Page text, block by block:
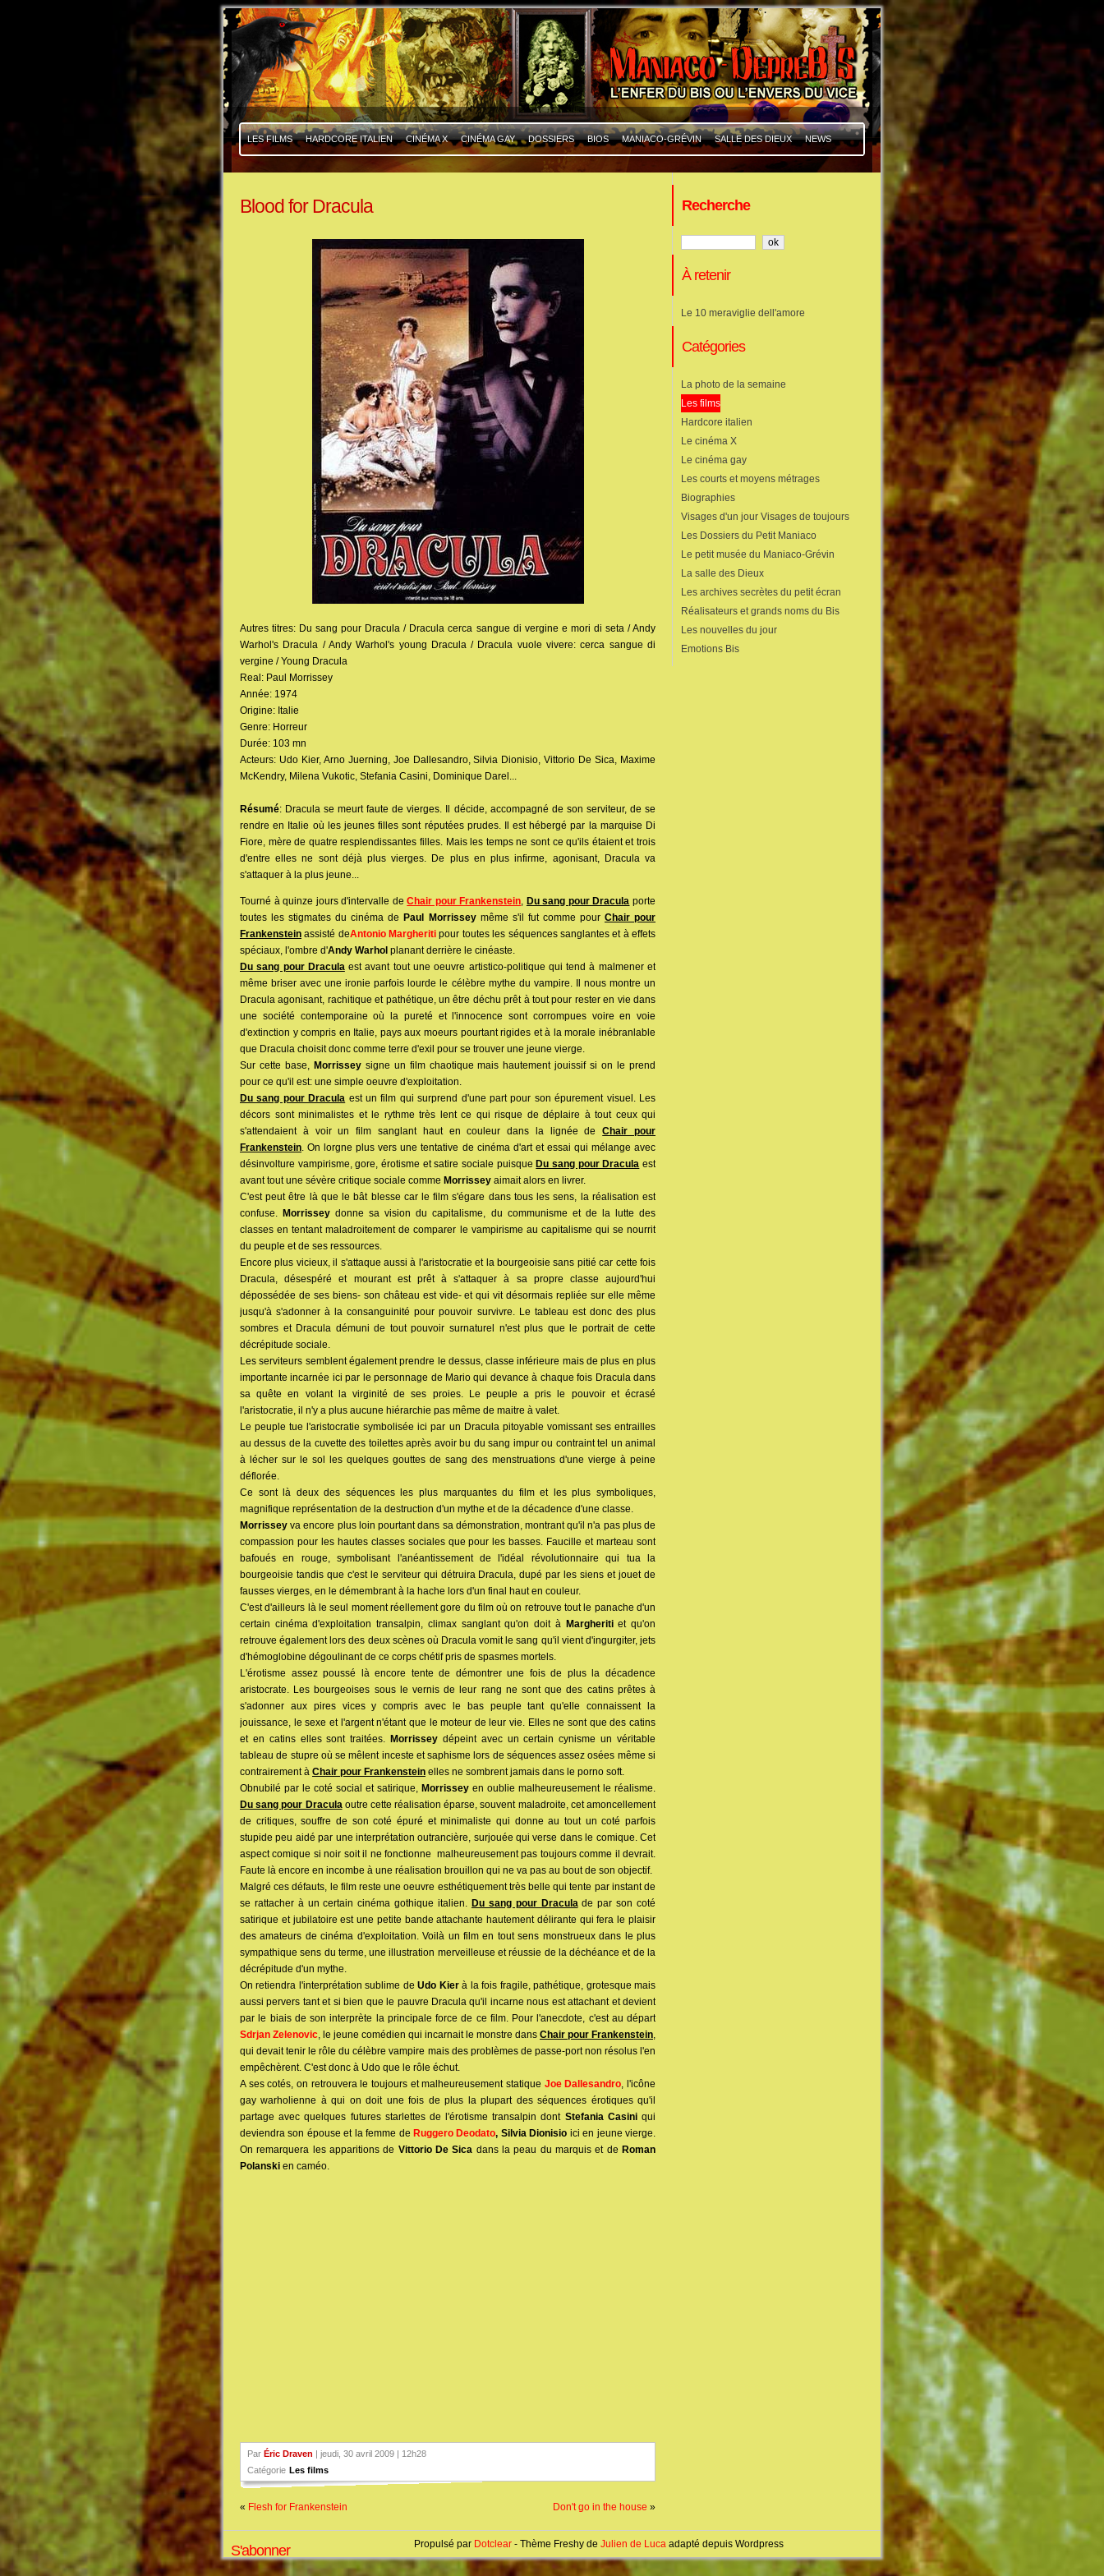
LES FILMS HARDCORE ITALIEN CINÉMA X CINÉMA GAY DOSSIERS BIOS MANIACO-GRÉVIN SALLE DES DIEUX NEWS
Blood for Dracula
Autres titres: Du sang pour Dracula / Dracula cerca sangue di vergine e mori di seta / Andy
Warhol's Dracula / Andy Warhol's young Dracula / Dracula vuole vivere: cerca sangue di
vergine / Young Dracula
Real: Paul Morrissey
Année: 1974
Origine: Italie
Genre: Horreur
Durée: 103 mn
Acteurs: Udo Kier, Arno Juerning, Joe Dallesandro, Silvia Dionisio, Vittorio De Sica, Maxime
McKendry, Milena Vukotic, Stefania Casini, Dominique Darel...
Résumé: Dracula se meurt faute de vierges. Il décide, accompagné de son serviteur, de se
rendre en Italie où les jeunes filles sont réputées prudes. Il est hébergé par la marquise Di
Fiore, mère de quatre resplendissantes filles. Mais les temps ne sont ce qu'ils étaient et trois
d'entre elles ne sont déjà plus vierges. De plus en plus infirme, agonisant, Dracula va
s'attaquer à la plus jeune...
Tourné à quinze jours d'intervalle deChair pour Frankenstein, Du sang pour Dracula porte
toutes les stigmates du cinéma de Paul Morrisseymême s'il fut comme pour Chair pour
Frankenstein assisté deAntonio Margheriti pour toutes les séquences sanglantes et à effets
spéciaux, l'ombre d'Andy Warhol planant derrière le cinéaste.
Du sang pour Draculaest avant tout une oeuvre artistico-politique qui tend à malmener et
même briser avec une ironie parfois lourde le célèbre mythe du vampire. Il nous montre un
Dracula agonisant, rachitique et pathétique, un être déchu prêt à tout pour rester en vie dans
une société contemporaine où la pureté et l'innocence sont corrompues voire en voie
d'extinction y compris en Italie, pays aux moeurs pourtant rigides et à la morale inébranlable
que Dracula choisit donc comme terre d'exil pour se trouver une jeune vierge.
Sur cette base, Morrisseysigne un film chaotique mais hautement jouissif si on le prend
pour ce qu'il est: une simple oeuvre d'exploitation.
Du sang pour Dracula est un film qui surprend d'une part pour son épurement visuel. Les
décors sont minimalistes et le rythme très lent ce qui risque de déplaire à tout ceux qui
s'attendaient à voir un film sanglant haut en couleur dans la lignée deChair pour
Frankenstein. On lorgne plus vers une tentative de cinéma d'art et essai qui mélange avec
désinvolture vampirisme, gore, érotisme et satire sociale puisque Du sang pour Dracula est
avant tout une sévère critique sociale comme Morrissey aimait alors en livrer.
C'est peut être là que le bât blesse car le film s'égare dans tous les sens, la réalisation est
confuse. Morrissey donne sa vision du capitalisme, du communisme et de la lutte des
classes en tentant maladroitement de comparer le vampirisme au capitalisme qui se nourrit
du peuple et de ses ressources.
Encore plus vicieux, il s'attaque aussi à l'aristocratie et la bourgeoisie sans pitié car cette fois
Dracula, désespéré et mourant est prêt à s'attaquer à sa propre classe aujourd'hui
dépossédée de ses biens- son château est vide- et qui vit désormais repliée sur elle même
jusqu'à s'adonner à la consanguinité pour pouvoir survivre. Le tableau est donc des plus
sombres et Dracula démuni de tout pouvoir surnaturel n'est plus que le portrait de cette
décrépitude sociale.
Les serviteurs semblent également prendre le dessus, classe inférieure mais de plus en plus
importante incarnée ici par le personnage de Mario qui devance à chaque fois Dracula dans
sa quête en volant la virginité de ses proies. Le peuple a pris le pouvoir et écrasé
l'aristocratie, il n'y a plus aucune hiérarchie pas même de maitre à valet.
Le peuple tue l'aristocratie symbolisée ici par un Dracula pitoyable vomissant ses entrailles
au dessus de la cuvette des toilettes après avoir bu du sang impur ou contraint tel un animal
à lécher sur le sol les quelques gouttes de sang des menstruations d'une vierge à peine
déflorée.
Ce sont là deux des séquences les plus marquantes du film et les plus symboliques,
magnifique représentation de la destruction d'un mythe et de la décadence d'une classe.
Morrissey va encore plus loin pourtant dans sa démonstration, montrant qu'il n'a pas plus de
compassion pour les hautes classes sociales que pour les basses. Faucille et marteau sont
bafoués en rouge, symbolisant l'anéantissement de l'idéal révolutionnaire qui tua la
bourgeoisie tandis que c'est le serviteur qui détruira Dracula, dupé par les siens et jouet de
fausses vierges, en le démembrant à la hache lors d'un final haut en couleur.
C'est d'ailleurs là le seul moment réellement gore du film où on retrouve tout le panache d'un
certain cinéma d'exploitation transalpin, climax sanglant qu'on doit à Margheritiet qu'on
retrouve également lors des deux scènes où Dracula vomit le sang qu'il vient d'ingurgiter, jets
d'hémoglobine dégoulinant de ce corps chétif pris de spasmes mortels.
L'érotisme assez poussé là encore tente de démontrer une fois de plus la décadence
aristocrate. Les bourgeoises sous le vernis de leur rang ne sont que des catins prêtes à
s'adonner aux pires vices y compris avec le bas peuple tant qu'elle connaissent la
jouissance, le sexe et l'argent n'étant que le moteur de leur vie. Elles ne sont que des catins
et en catins elles sont traitées. Morrissey dépeint avec un certain cynisme un véritable
tableau de stupre où se mêlent inceste et saphisme lors de séquences assez osées même si
contrairement à Chair pour Frankenstein elles ne sombrent jamais dans le porno soft.
Obnubilé par le coté social et satirique, Morrissey en oublie malheureusement le réalisme.
Du sang pour Draculaoutre cette réalisation éparse, souvent maladroite, cet amoncellement
de critiques, souffre de son coté épuré et minimaliste qui donne au tout un coté parfois
stupide peu aidé par une interprétation outrancière, surjouée qui verse dans le comique. Cet
aspect comique si noir soit il ne fonctionne malheureusement pas toujours comme il devrait.
Faute là encore en incombe à une réalisation brouillon qui ne va pas au bout de son objectif.
Malgré ces défauts, le film reste une oeuvre esthétiquement très belle qui tente par instant de
se rattacher à un certain cinéma gothique italien. Du sang pour Draculade par son coté
satirique et jubilatoire est une petite bande attachante hautement délirante qui fera le plaisir
des amateurs de cinéma d'exploitation. Voilà un film en tout sens monstrueux dans le plus
sympathique sens du terme, une illustration merveilleuse et réussie de la déchéance et de la
décrépitude d'un mythe.
On retiendra l'interprétation sublime deUdo Kierà la fois fragile, pathétique, grotesque mais
aussi pervers tant et si bien que le pauvre Dracula qu'il incarne nous est attachant et devient
par le biais de son interprète la principale force de ce film. Pour l'anecdote, c'est au départ
Sdrjan Zelenovic, le jeune comédien qui incarnait le monstre dans Chair pour Frankenstein,
qui devait tenir le rôle du célèbre vampire mais des problèmes de passe-port non résolus l'en
empêchèrent. C'est donc à Udo que le rôle échut.
A ses cotés, on retrouvera le toujours et malheureusement statique Joe Dallesandro, l'icône
gay warholienne à qui on doit une fois de plus la plupart des séquences érotiques qu'il
partage avec quelques futures starlettes de l'érotisme transalpin dont Stefania Casiniqui
deviendra son épouse et la femme de Ruggero Deodato, Silvia Dionisio ici en jeune vierge.
On remarquera les apparitions de Vittorio De Sica dans la peau du marquis et de Roman
Polanski en caméo.
Par Éric Draven | jeudi, 30 avril 2009 | 12h28
Catégorie Les films
« Flesh for Frankenstein Don't go in the house »
Recherche
À retenir
Le 10 meraviglie dell'amore
Catégories
La photo de la semaine
Les films
Hardcore italien
Le cinéma X
Le cinéma gay
Les courts et moyens métrages
Biographies
Visages d'un jour Visages de toujours
Les Dossiers du Petit Maniaco
Le petit musée du Maniaco-Grévin
La salle des Dieux
Les archives secrètes du petit écran
Réalisateurs et grands noms du Bis
Les nouvelles du jour
Emotions Bis
S'abonner Propulsé par Dotclear - Thème Freshy de Julien de Luca adapté depuis Wordpress